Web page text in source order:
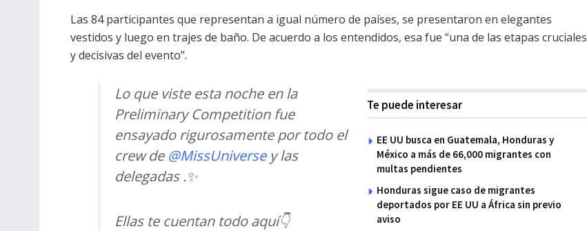
Las 84 participantes que representan a igual número de países, se presentaron en elegantes
vestidos y luego en trajes de baño. De acuerdo a los entendidos, esa fue “una de las etapas cruciales
y decisivas del evento”.
Te puede interesar
EE UU busca en Guatemala, Honduras y
México a más de 66,000 migrantes con
multas pendientes
Honduras sigue caso de migrantes
deportados por EE UU a África sin previo
aviso
Lo que viste esta noche en la
Preliminary Competition fue
ensayado rigurosamente por todo el
crew de @MissUniversey las
delegadas .✨
Ellas te cuentan todo aquí👇